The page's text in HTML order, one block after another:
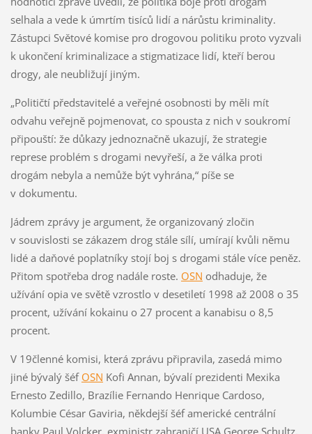
selhala a vede k úmrtím tisíců lidí a nárůstu kriminality.
Zástupci Světové komise pro drogovou politiku proto vyzvali
k ukončení kriminalizace a stigmatizace lidí, kteří berou
drogy, ale neubližují jiným.
„Političtí představitelé a veřejné osobnosti by měli mít
odvahu veřejně pojmenovat, co spousta z nich v soukromí
připouští: že důkazy jednoznačně ukazují, že strategie
represe problém s drogami nevyřeší, a že válka proti
drogám nebyla a nemůže být vyhrána,“ píše se
v dokumentu.
Jádrem zprávy je argument, že organizovaný zločin
v souvislosti se zákazem drog stále sílí, umírají kvůli němu
lidé a daňové poplatníky stojí boj s drogami stále více peněz.
Přitom spotřeba drog nadále roste. OSN odhaduje, že
užívání opia ve světě vzrostlo v desetiletí 1998 až 2008 o 35
procent, užívání kokainu o 27 procent a kanabisu o 8,5
procent.
V 19členné komisi, která zprávu připravila, zasedá mimo
jiné bývalý šéf OSN Kofi Annan, bývalí prezidenti Mexika
Ernesto Zedillo, Brazílie Fernando Henrique Cardoso,
Kolumbie César Gaviria, někdejší šéf americké centrální
banky Paul Volcker, exministr zahraničí USA George Schultz,